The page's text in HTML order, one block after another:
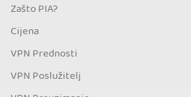
Zašto PIA?
Cijena
VPN Prednosti
VPN Poslužitelj